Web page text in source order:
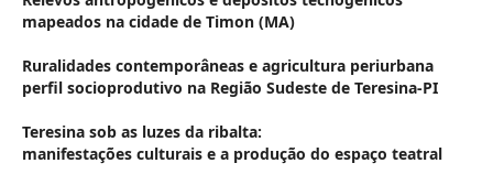
mapeados na cidade de Timon (MA)
Ruralidades contemporâneas e agricultura periurbana
perfil socioprodutivo na Região Sudeste de Teresina-PI
Teresina sob as luzes da ribalta:
manifestações culturais e a produção do espaço teatral